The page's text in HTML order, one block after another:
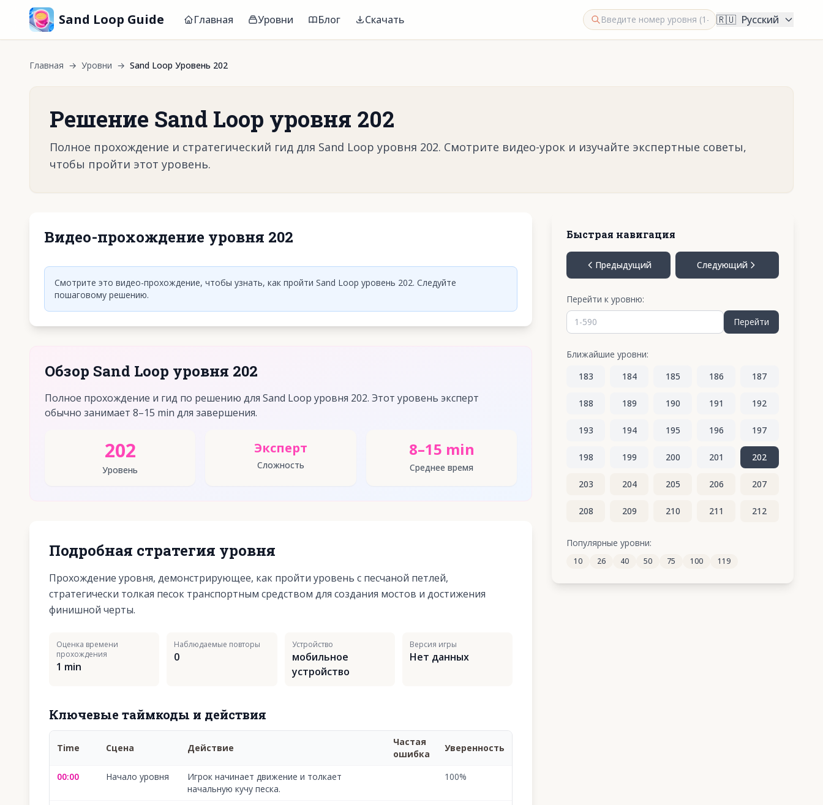
Sand Loop Guide Главная Уровни Блог Скачать 🇷🇺 Русский
Главная → Уровни → Sand Loop Уровень 202
Решение Sand Loop уровня 202
Полное прохождение и стратегический гид для Sand Loop уровня 202. Смотрите видео-урок и изучайте экспертные советы,
чтобы пройти этот уровень.
Видео-прохождение уровня 202
Нажмите, чтобы воспроизвести видео
Смотрите это видео-прохождение, чтобы узнать, как пройти Sand Loop уровень 202. Следуйте
пошаговому решению.
Обзор Sand Loop уровня 202
Полное прохождение и гид по решению для Sand Loop уровня 202. Этот уровень эксперт
обычно занимает 8–15 min для завершения.
202
Уровень
Эксперт
Сложность
8–15 min
Среднее время
Подробная стратегия уровня
Прохождение уровня, демонстрирующее, как пройти уровень с песчаной петлей,
стратегически толкая песок транспортным средством для создания мостов и достижения
финишной черты.
Оценка времени
прохождения
1 min
Наблюдаемые повторы
0
Устройство
мобильное
устройство
Версия игры
Нет данных
Ключевые таймкоды и действия
Time Сцена Действие
Частая
ошибка
Уверенность
00:00 Начало уровня
Игрок начинает движение и толкает
начальную кучу песка.
100%
Быстрая навигация
Предыдущий Следующий
Перейти к уровню:
Перейти
Ближайшие уровни:
183
184 185 186 187
188 189 190 191 192
193 194 195 196 197
198 199 200 201 202
203 204 205 206 207
208 209 210 211 212
218 219 220 221
Популярные уровни:
10 26 40 50 75 100 119